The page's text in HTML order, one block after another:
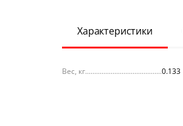
Характеристики
Вес, кг 0.133